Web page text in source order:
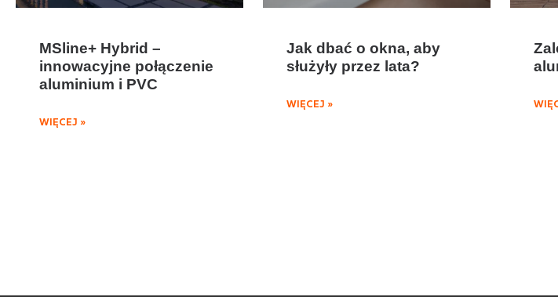
MSline+ Hybrid –
innowacyjne połączenie
aluminium i PVC
WIĘCEJ »
Jak dbać o okna, aby
służyły przez lata?
WIĘCEJ »